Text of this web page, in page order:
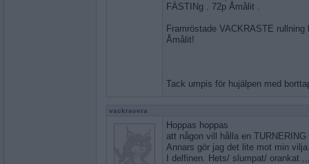
FÄSTINg . 72p Åmålit .
Framröstade VACKRASTE
Åmålit!
Tack umpis för hujälpen med
vackravera
Hoppas hoppas
att någon vill hålla en
Annars gör jag det lite mot min
I delfinen. Hets/ slumpat/